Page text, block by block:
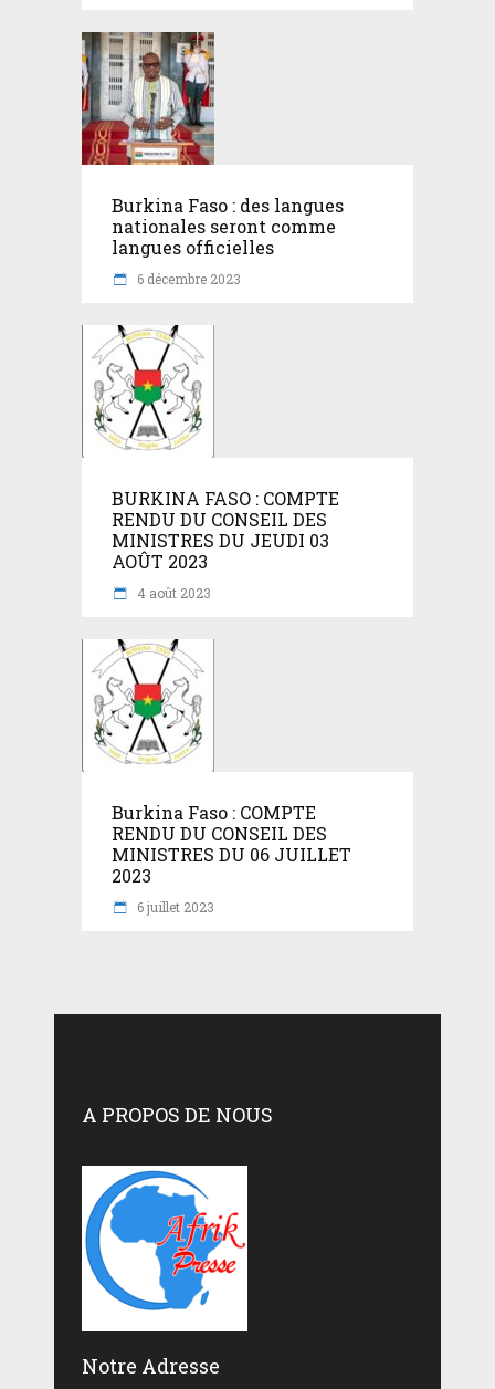
Burkina Faso : des langues
nationales seront comme
langues officielles
6 décembre 2023
BURKINA FASO : COMPTE
RENDU DU CONSEIL DES
MINISTRES DU JEUDI 03
AOÛT 2023
4 août 2023
Burkina Faso : COMPTE
RENDU DU CONSEIL DES
MINISTRES DU 06 JUILLET
2023
6 juillet 2023
A PROPOS DE NOUS
Notre Adresse